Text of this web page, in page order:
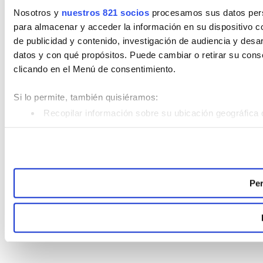
Nosotros y nuestros 821 socios procesamos sus datos
para almacenar y acceder la información en su dispositivo
de publicidad y contenido, investigación de audiencia y
datos y con qué propósitos. Puede cambiar o retirar su
clicando en el Menú de consentimiento.
Si lo permite, también quisiéramos:
Recopilar información sobre su ubicación
Las cookies de este sitio web se usan para personalizar
analizar el tráfico. Además, compartimos información
sociales, publicidad y análisis web, quienes pueden